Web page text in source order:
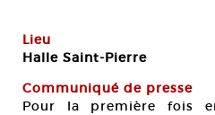
Lieu
Halle Saint-Pierre
Communiqué de presse
Pour la première fois